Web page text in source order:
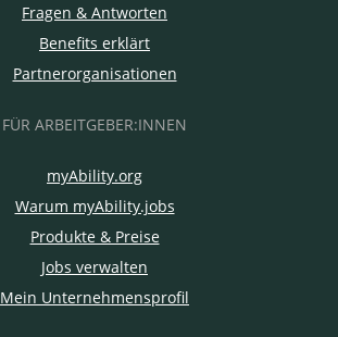
Fragen & Antworten
Benefits erklärt
Partnerorganisationen
FÜR ARBEITGEBER:INNEN
myAbility.org
Warum myAbility.jobs
Produkte & Preise
Jobs verwalten
Mein Unternehmensprofil